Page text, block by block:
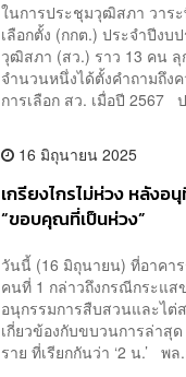
ในการประชุมวุฒิสภา วาร
เลือกตั้ง (กกต.) ประจำปีง
วุฒิสภา (สว.) ราว 13 คน
จำนวนหนึ่งได้ตั้งคำถามถึง
การเลือก สว. เมื่อปี
16 มิถุนายน 2025
เกรียงไกรไม่ห่วง หลัง
“ขอบคุณที่เป็นห่วง”
วันนี้ (16 มิถุนายน) ที่อาคา
คนที่ 1 กล่าวถึงกรณีกระแ
อนุกรรมการสืบสวนและไต่
เกี่ยวข้องกับขบวนการล่าสุ
ราย ที่เรียกกันว่า ‘2 น.’ พล